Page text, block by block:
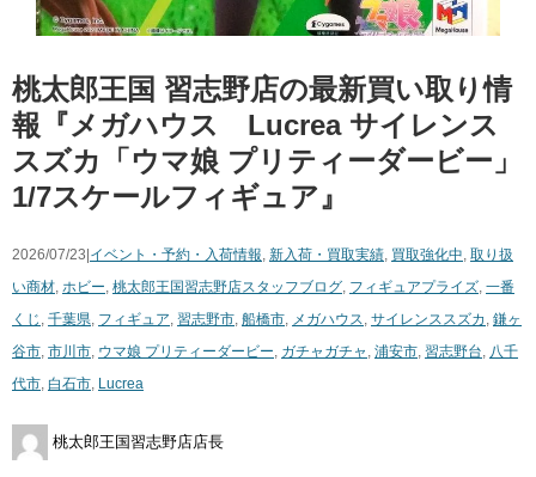
桃太郎王国 習志野店の最新買い取り情
報『メガハウス Lucrea サイレンス
スズカ「ウマ娘 プリティーダービー」
1/7スケールフィギュア』
2026/07/23|イベント・予約・入荷情報 新入荷・買取実績 買取強化中 取り扱
い商材 ホビー 桃太郎王国習志野店スタッフブログ フィギュアプライズ 一番
くじ 千葉県 フィギュア 習志野市 船橋市 メガハウス サイレンススズカ 鎌ヶ
谷市 市川市 ウマ娘 プリティーダービー ガチャガチャ 浦安市 習志野台
八千
代市 白石市 Lucrea
桃太郎王国習志野店店長